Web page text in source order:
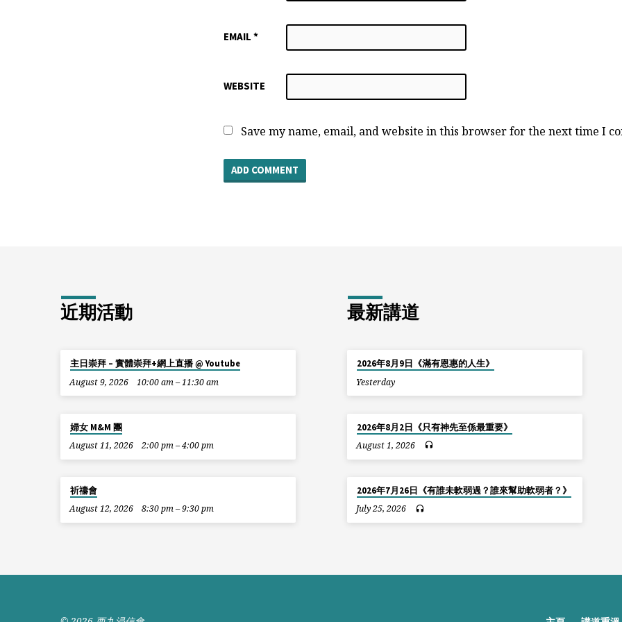
EMAIL *
WEBSITE
Save my name, email, and website in this browser for the next time I
近期活動
主日崇拜 – 實體崇拜+網上直播 @ Youtube
August 9, 2026
10:00 am – 11:30 am
婦女 M&M 團
August 11, 2026
2:00 pm – 4:00 pm
祈禱會
August 12, 2026
8:30 pm – 9:30 pm
最新講道
2026年8月9日《滿有恩惠的人生》
Yesterday
2026年8月2日《只有神先至係最重要》
August 1, 2026
2026年7月26日《有誰未軟弱過？誰來幫助軟弱者？》
July 25, 2026